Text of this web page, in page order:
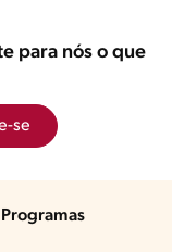
para nós o que
se